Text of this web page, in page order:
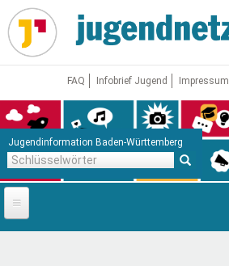
Direkt
zum
Inhalt
FAQ Infobrief Jugend Impressum
Jugendinformation Baden-Württemberg
Startseite